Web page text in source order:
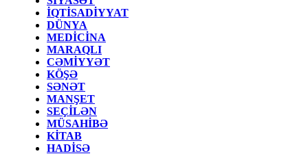
İQTİSADİYYAT
DÜNYA
MEDİCİNA
MARAQLI
CƏMİYYƏT
KÖŞƏ
SƏNƏT
MANŞET
SEÇİLƏN
MÜSAHİBƏ
KİTAB
HADİSƏ